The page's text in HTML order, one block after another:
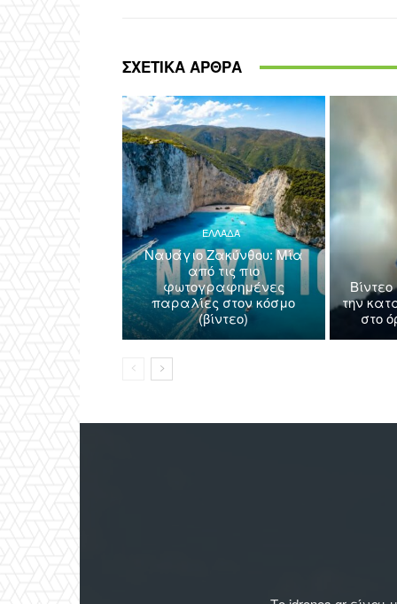
ΣΧΕΤΙΚΑ ΑΡΘΡΑ
ΕΛΛΑΔΑ
Ναυάγιο Ζακύνθου: Μία
από τις πιο
φωτογραφημένες
παραλίες στον κόσμο
(βίντεο)
την
στο